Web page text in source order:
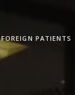
FOREIGN PATIENTS